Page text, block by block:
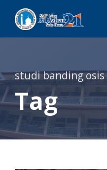
studi banding osis
Tag